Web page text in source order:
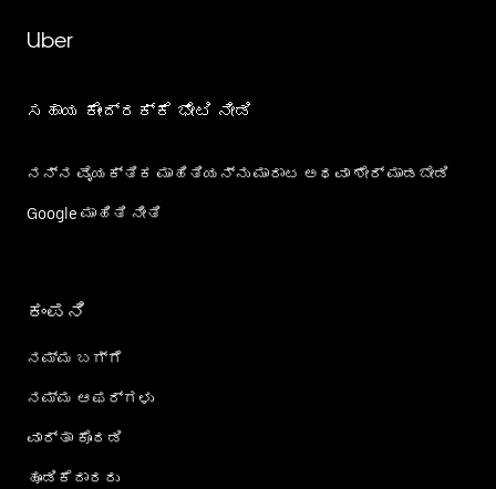
Uber
ಸಹಾಯ ಕೇಂದ್ರಕ್ಕೆ ಭೇಟಿ ನೀಡಿ
ನನ್ನ ವೈಯಕ್ತಿಕ ಮಾಹಿತಿಯನ್ನು ಮಾರಾಟ ಅಥವಾ ಶೇರ್‌ ಮಾಡಬೇಡಿ
Google ಮಾಹಿತಿ ನೀತಿ
ಕಂಪನಿ
ನಮ್ಮ ಬಗ್ಗೆ
ನಮ್ಮ ಆಫರ್‌ಗಳು
ವಾರ್ತಾ ಕೊಠಡಿ
ಹೂಡಿಕೆದಾರರು